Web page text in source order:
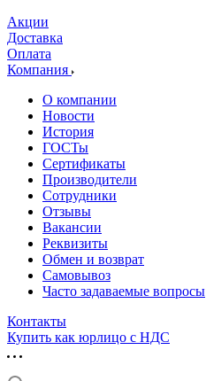
Акции
Доставка
Оплата
Компания
О компании
Новости
История
ГОСТы
Сертификаты
Производители
Сотрудники
Отзывы
Вакансии
Реквизиты
Обмен и возврат
Самовывоз
Часто задаваемые вопросы
Контакты
Купить как юрлицо с НДС